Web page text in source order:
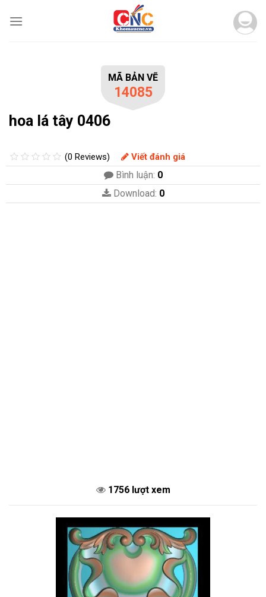
MÃ BẢN VẼ
14085
hoa lá tây 0406
(0 Reviews) Viết đánh giá
Bình luận: 0
Download: 0
1756 lượt xem